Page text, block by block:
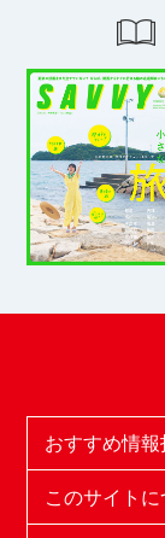
おすすめ情報
このサイトに